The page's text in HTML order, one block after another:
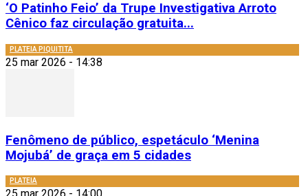
‘O Patinho Feio’ da Trupe Investigativa Arroto
Cênico faz circulação gratuita...
PLATEIA PIQUITITA
25 mar 2026 - 14:38
Fenômeno de público, espetáculo ‘Menina
Mojubá’ de graça em 5 cidades
PLATEIA